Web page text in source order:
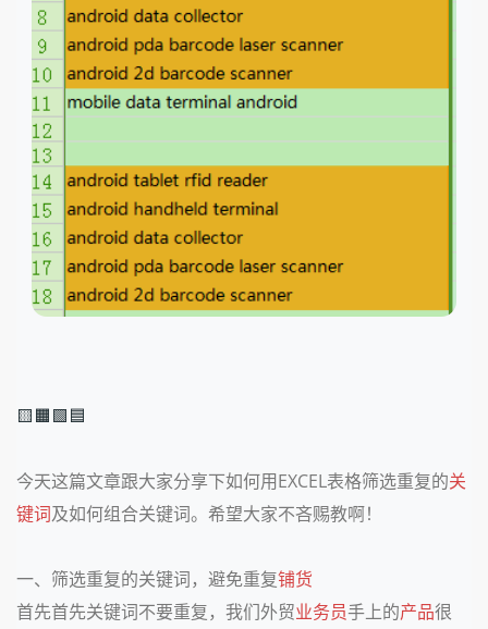
🟨🟧🟩🟦
今天这篇文章跟大家分享下如何用EXCEL表格筛选重复的关
键词及如何组合关键词。希望大家不吝赐教啊！
一、筛选重复的关键词，避免重复铺货
首先首先关键词不要重复，我们外贸业务员手上的产品很